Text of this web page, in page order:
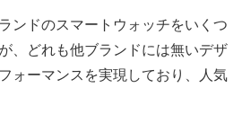
ンドのスマートウォッチをいくつ
、どれも他ブランドには無いデザ
ォーマンスを実現しており、人気